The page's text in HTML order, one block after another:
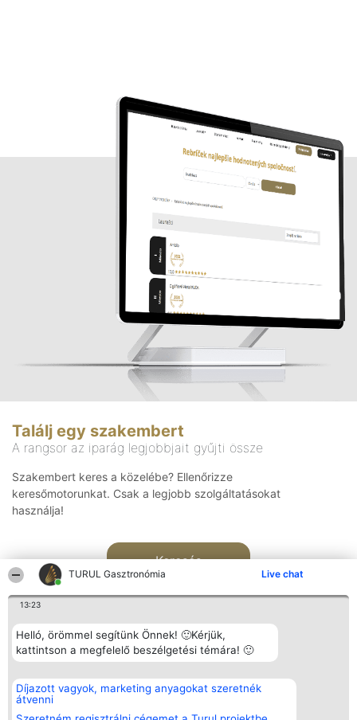
TURUL Gasztronómia Live chat
13:23
Helló, örömmel segítünk Önnek! 🙂Kérjük,
kattintson a megfelelő beszélgetési témára! 🙂
Díjazott vagyok, marketing anyagokat szeretnék
átvenni
Találj egy szakembert
A rangsor az iparág legjobbjait gyűjti össze
Szakembert keres a közelébe? Ellenőrizze
keresőmotorunkat. Csak a legjobb szolgáltatásokat
használja!
Keresés
Rangsorszervező
SC Beautiful Company S.R.L.
Bulevardul Aleea Timișul De
Sus Nr. 2, Bl. A30, Sc. A, Et.
Népszavazás
Nyertesek
Elérhetőség
Elérhetőség